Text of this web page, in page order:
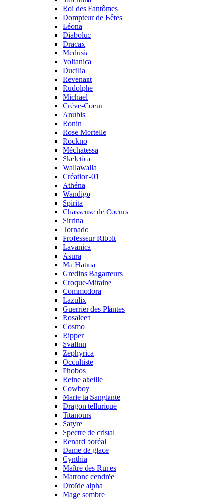
Roi des Fantômes
Dompteur de Bêtes
Léona
Diaboluc
Dracax
Medusia
Voltanica
Ducilia
Revenant
Rudolphe
Michael
Crève-Coeur
Anubis
Ronin
Rose Mortelle
Rockno
Méchatessa
Skeletica
Wallawalla
Création-01
Athéna
Wandigo
Spirita
Chasseuse de Coeurs
Sirrina
Tornado
Professeur Ribbit
Lavanica
Asura
Ma Hatma
Gredins Bagarreurs
Croque-Mitaine
Commodora
Lazulix
Guerrier des Plantes
Rosaleen
Cosmo
Ripper
Svalinn
Zephyrica
Occultiste
Phobos
Reine abeille
Cowboy
Marie la Sanglante
Dragon tellurique
Titanours
Satyre
Spectre de cristal
Renard boréal
Dame de glace
Cynthia
Maître des Runes
Matrone cendrée
Droïde alpha
Mage sombre